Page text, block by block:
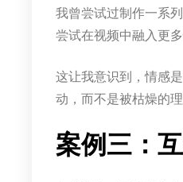
我曾尝试过制作一系
尝试在视频中融入更
这让我意识到，情感
动，而不是被枯燥的理
案例三：